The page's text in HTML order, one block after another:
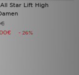
Star Lift High
- 26%